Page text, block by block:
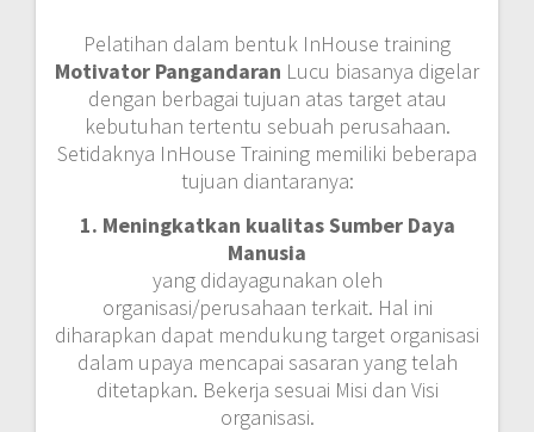
Pelatihan dalam bentuk InHouse training
Motivator Pangandaran Lucu biasanya digelar
dengan berbagai tujuan atas target atau
kebutuhan tertentu sebuah perusahaan.
Setidaknya InHouse Training memiliki beberapa
tujuan diantaranya:
1. Meningkatkan kualitas Sumber Daya
Manusia
yang didayagunakan oleh
organisasi/perusahaan terkait. Hal ini
diharapkan dapat mendukung target organisasi
dalam upaya mencapai sasaran yang telah
ditetapkan. Bekerja sesuai Misi dan Visi
organisasi.